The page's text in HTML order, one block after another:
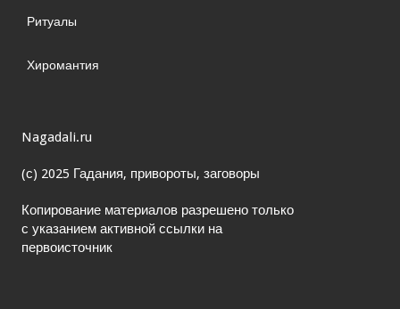
Ритуалы
Хиромантия
Nagadali.ru
(с) 2025 Гадания, привороты, заговоры
Копирование материалов разрешено только
с указанием активной ссылки на
первоисточник